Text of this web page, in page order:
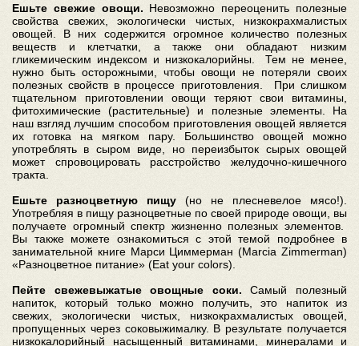
Ешьте свежие овощи. Невозможно переоценить полезные
свойства свежих, экологически чистых, низкокрахмалистых
овощей. В них содержится огромное количество полезных
веществ и клетчатки, а также они обладают низким
гликемическим индексом и низкокалорийны. Тем не менее,
нужно быть осторожными, чтобы овощи не потеряли своих
полезных свойств в процессе приготовления. При слишком
тщательном приготовлении овощи теряют свои витамины,
фитохимические (растительные) и полезные элементы. На
наш взгляд лучшим способом приготовления овощей является
их готовка на мягком пару. Большинство овощей можно
употреблять в сыром виде, но переизбыток сырых овощей
может спровоцировать расстройство желудочно-кишечного
тракта.
Ешьте разноцветную пищу (но не плесневелое мясо!).
Употребляя в пищу разноцветные по своей природе овощи, вы
получаете огромный спектр жизненно полезных элементов.
Вы также можете ознакомиться с этой темой подробнее в
занимательной книге Марси Циммерман (Marcia Zimmerman)
«Разноцветное питание» (Eat your colors).
Пейте свежевыжатые овощные соки. Самый полезный
напиток, который только можно получить, это напиток из
свежих, экологически чистых, низкокрахмалистых овощей,
пропущенных через соковыжималку. В результате получается
низкокалорийный насыщенный витаминами, минералами и